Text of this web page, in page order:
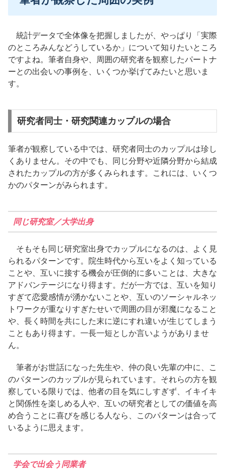
統計データで全体像を把握しましたが、やっぱり「実際
のところみんなどうしているか」について知りたいところ
ですよね。筆者自身や、周囲の研究者を観察したパートナ
ーとの出会いの事例を、いくつか挙げてみたいと思いま
す。
研究者同士・研究関連カップルの場合
筆者が観察している中では、研究者同士のカップルは珍し
くありません。その中でも、同じ分野や近隣分野から結成
されたカップルの方が多くみられます。これには、いくつ
かのパターンがみられます。
同じ研究室／大学出身
そもそも同じ研究室出身でカップルになるのは、よく見
られるパターンです。院生時代から互いをよく知っている
ことや、互いに接する機会が圧倒的に多いことは、大きな
アドバンテージになり得ます。だが一方では、互いを知り
すぎて恋愛感情が湧かないことや、互いのソーシャルネッ
トワークが重なりすぎたせいで周囲の目が邪魔になること
や、長く時間を共にした末に逆にすれ違いが生じてしまう
こともあり得ます。一長一短としか言いようがありませ
ん。
筆者がお世話になった先生や、仲の良い先輩の中に、こ
のパターンのカップルが見られています。それらの方を観
察している限りでは、他者の目を気にしすぎず、イキイキ
と関係性を楽しめる人や、互いの研究者としての価値を高
め合うことに喜びを感じる人なら、このパターンは合って
いるように思えます。
学会で出会う同業者